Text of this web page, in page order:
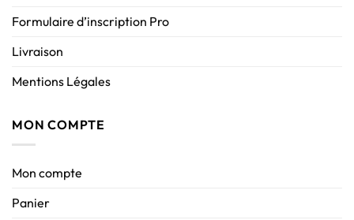
Formulaire d’inscription Pro
Livraison
Mentions Légales
MON COMPTE
Mon compte
Panier